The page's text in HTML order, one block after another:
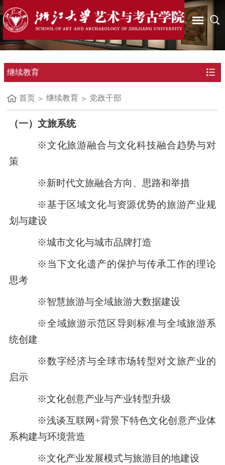
继续教育
首页 继续教育 党政干部
（一） 文旅系统
※文化旅游融合与文化科技融合趋势与对
策
※新时代文旅融合方向、思路和举措
※基于区域文化与资源优势的旅游产业规
划与建设
※城市文化与城市品牌打造
※当下文化遗产的保护与传承工作的理论
思考
※智慧旅游与全域旅游大数据建设
※全域旅游示范区导则标准与全域旅游系
统创建
※数字经济与全球市场转型对文旅产业的
启示
※文化创意产业与产业转型升级
※浅谈互联网+背景下特色文化创意产业体
系构建与环境营造
※文化产业发展模式与旅游目的地建设